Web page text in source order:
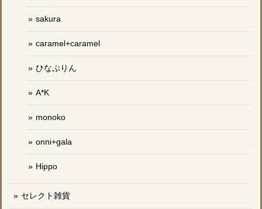
sakura
caramel+caramel
ひなぷりん
A*K
monoko
onni+gala
Hippo
セレクト雑貨